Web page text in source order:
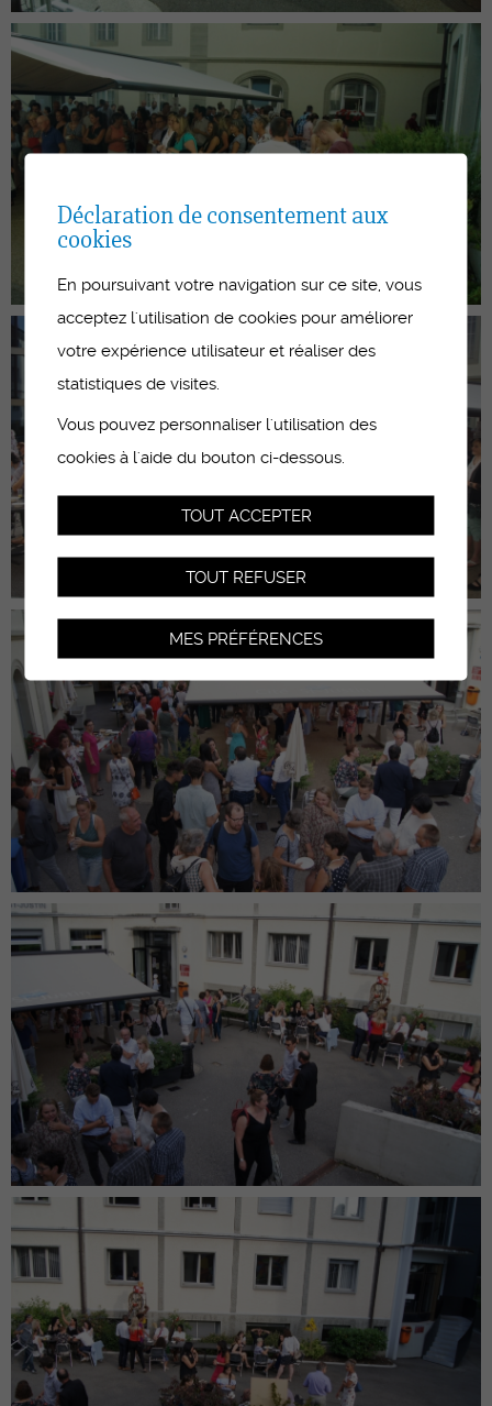
Déclaration de consentement aux
cookies
En poursuivant votre navigation sur ce site, vous
acceptez l'utilisation de cookies pour améliorer
votre expérience utilisateur et réaliser des
statistiques de visites.
Vous pouvez personnaliser l'utilisation des
cookies à l'aide du bouton ci-dessous.
TOUT ACCEPTER
TOUT REFUSER
MES PRÉFÉRENCES